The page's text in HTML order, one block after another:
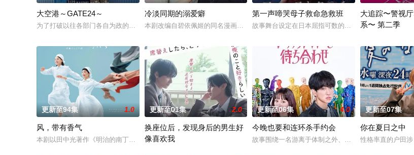
大空港～GATE24～
为了打破以往各部门各自为政的死板规矩，内阁官房直属成立了一个特殊的新部门“GATE24”。这个部门直接把负责查验护照的入
冷淡同期的溺爱癖
本剧改编自碧依佩姬的同名漫画，是一部办公室爱情故事，讲述拥有特殊能力的读心少女与
第一声啼哭母子救命急救班
故事舞台设定在日本屈指可数的顶级豪华医院“圣菲奥
大追踪〜警视
系〜 第二季
更新至94集 1.0
风，带有香气
本剧以田中光著作《明治的南丁格尔 大关和物语》为原案，取材自日本首位专业女护士大关和与铃木雅的真实经历，描绘了她们推
更新至01集 2.0
换座位后，发现身后的男生好
像喜欢我
更新至06集 4.0
今晚也要和连环杀手约会
故事围绕一名游离于体制之外、孤傲冷峻的“独狼”刑
更新至07集
你在夏日之中
性格率直的户田